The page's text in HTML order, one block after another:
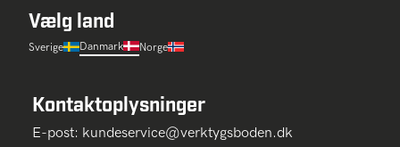
Vælg land
Sverige Danmark Norge
Kontaktoplysninger
E-post: kundeservice@verktygsboden.dk